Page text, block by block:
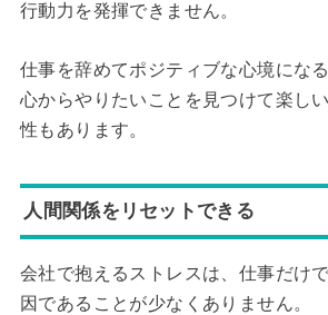
行動力を発揮できません。
仕事を辞めてポジティブな心境にな
心からやりたいことを見つけて楽し
性もあります。
人間関係をリセットできる
会社で抱えるストレスは、仕事だけ
因であることが少なくありません。